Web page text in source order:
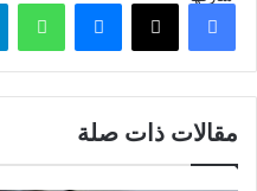
مقالات ذات صلة